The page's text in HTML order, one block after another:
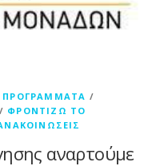
ΠΡΟΓΡΆΜΜΑΤΑ /
/ ΦΡΟΝΤΊΖΩ ΤΟ
αναρτούμε